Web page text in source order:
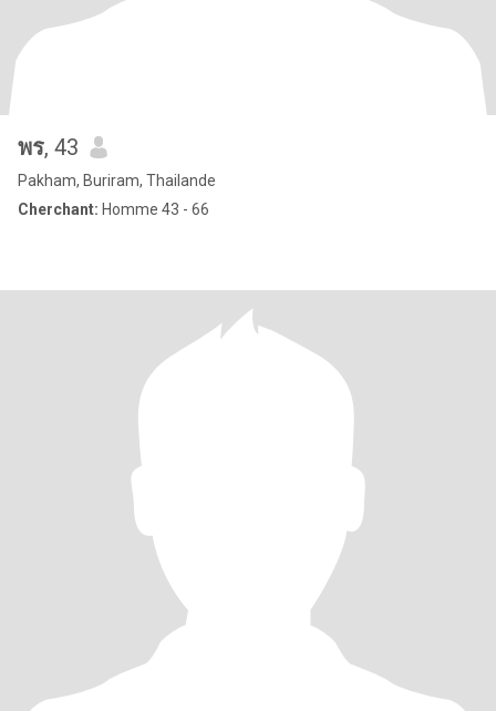
พร, 43
Pakham, Buriram, Thailande
Cherchant: Homme 43 - 66